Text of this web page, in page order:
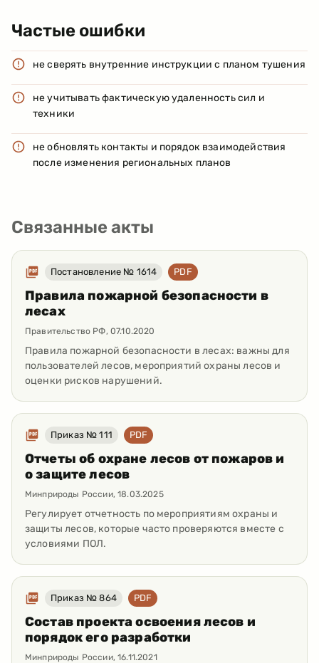
Частые ошибки
не сверять внутренние инструкции с планом тушения
не учитывать фактическую удаленность сил и
техники
не обновлять контакты и порядок взаимодействия
после изменения региональных планов
Связанные акты
Постановление № 1614 PDF
Правила пожарной безопасности в
лесах
Правительство РФ, 07.10.2020
Правила пожарной безопасности в лесах: важны для
пользователей лесов, мероприятий охраны лесов и
оценки рисков нарушений.
Приказ № 111 PDF
Отчеты об охране лесов от пожаров и
о защите лесов
Минприроды России,18.03.2025
Регулирует отчетность по мероприятиям охраны и
защиты лесов, которые часто проверяются вместе с
условиями ПОЛ.
Приказ № 864 PDF
Состав проекта освоения лесов и
порядок его разработки
Минприроды России,16.11.2021